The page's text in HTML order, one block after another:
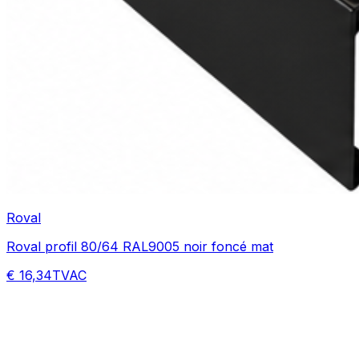
Roval
Roval profil 80/64 RAL9005 noir foncé mat
€ 16,34TVAC